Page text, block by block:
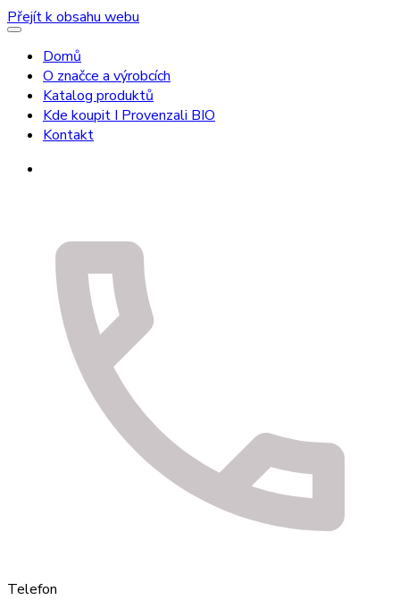
Přejít k obsahu webu
Domů
O značce a výrobcích
Katalog produktů
Kde koupit I Provenzali BIO
Kontakt
Telefon